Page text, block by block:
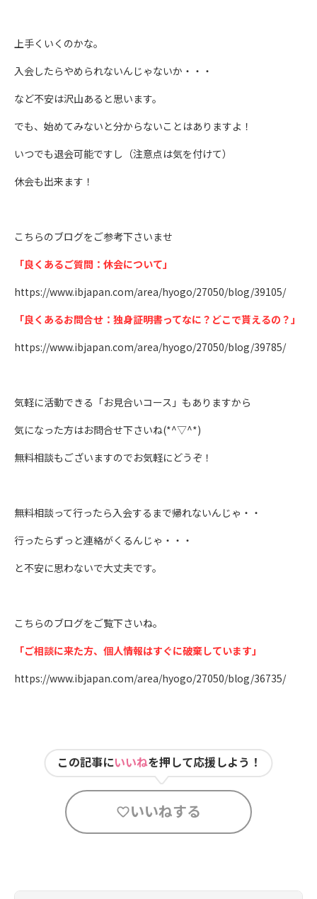
上手くいくのかな。
入会したらやめられないんじゃないか・・・
など不安は沢山あると思います。
でも、始めてみないと分からないことはありますよ！
いつでも退会可能ですし（注意点は気を付けて）
休会も出来ます！
こちらのブログをご参考下さいませ
「良くあるご質問：休会について」
https://www.ibjapan.com/area/hyogo/27050/blog/39105/
「良くあるお問合せ：独身証明書ってなに？どこで貰えるの？」
https://www.ibjapan.com/area/hyogo/27050/blog/39785/
気軽に活動できる「お見合いコース」もありますから
気になった方はお問合せ下さいね(*^▽^*)
無料相談もございますのでお気軽にどうぞ！
無料相談って行ったら入会するまで帰れないんじゃ・・
行ったらずっと連絡がくるんじゃ・・・
と不安に思わないで大丈夫です。
こちらのブログをご覧下さいね。
「ご相談に来た方、個人情報はすぐに破棄しています」
https://www.ibjapan.com/area/hyogo/27050/blog/36735/
この記事にいいねを押して応援しよう！
いいねする